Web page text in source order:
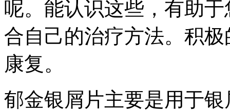
呢。能认识这些，有助
合自己的治疗方法。积
康复。
郁金银屑片主要是用于